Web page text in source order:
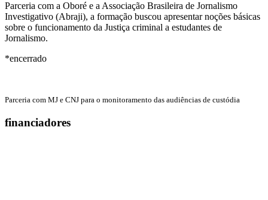
Parceria com a Oboré e a Associação Brasileira de Jornalismo
Investigativo (Abraji), a formação buscou apresentar noções básicas
sobre o funcionamento da Justiça criminal a estudantes de
Jornalismo.
*encerrado
Parceria com MJ e CNJ para o monitoramento das audiências de custódia
financiadores